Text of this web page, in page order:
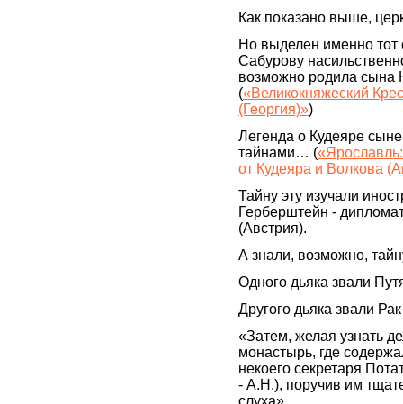
Как показано выше,
Но выделен именно
Сабурову
возможно родила сына
(«Великокняжеский
(Георгия)»)
Легенда о Кудеяре
тайнами… (
от Кудеяра и Волкова
Тайну эту изучали
Герберштейн -
(Австрия).
А знали, возможно,
Одного дьяка звали
Другого дьяка звали Рак
«Затем, желая узнать
монастырь, где
некоего секретаря
- А.Н.), поручив им
слуха».